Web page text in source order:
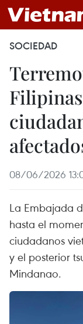
SOCIEDAD
08/06/2026
La Embajada
hasta el
ciudadanos
y el posterior
Mindanao.